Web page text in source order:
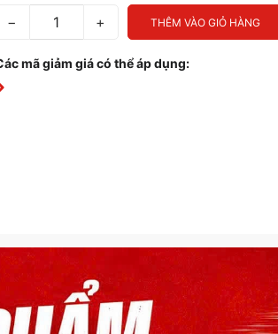
− + THÊM VÀO GIỎ HÀNG
mã giảm giá có thể áp dụng: